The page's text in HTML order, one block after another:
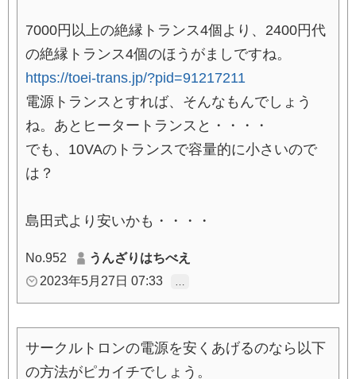
7000円以上の絶縁トランス4個より、2400円代
の絶縁トランス4個のほうがましですね。
https://toei-trans.jp/?pid=91217211
電源トランスとすれば、そんなもんでしょう
ね。あとヒータートランスと・・・・
でも、10VAのトランスで容量的に小さいので
は？
島田式より安いかも・・・・
No.952
うんざりはちべえ
2023年5月27日 07:33
サークルトロンの電源を安くあげるのなら以下
の方法がピカイチでしょう。